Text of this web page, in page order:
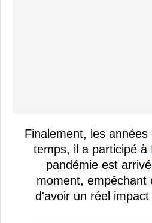
Finalement, les
temps, il a participé à
pandémie est
moment, empêchant
d'avoir un réel